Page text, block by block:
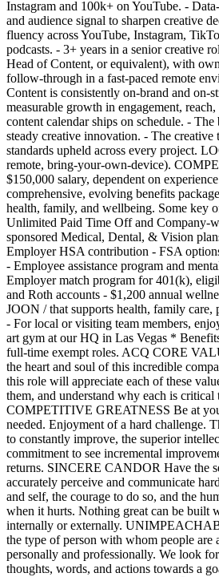
Instagram and 100k+ on YouTube. -
and audience signal to sharpen creative
fluency across YouTube, Instagram,
podcasts. - 3+ years in a senior creative
Head of Content, or equivalent), with
follow-through in a fast-paced remote
Content is consistently on-brand and on-
measurable growth in engagement,
content calendar ships on schedule. - The
steady creative innovation. - The
standards upheld across every project.
remote, bring-your-own-device).
$150,000 salary, dependent on
comprehensive, evolving benefits
health, family, and wellbeing. Some key
Unlimited Paid Time Off and Company-
sponsored Medical, Dental, & Vision
Employer HSA contribution - FSA
- Employee assistance program and
Employer match program for 401(k),
and Roth accounts - $1,200 annual
JOON / that supports health, family care,
- For local or visiting team members,
art gym at our HQ in Las Vegas *
full-time exempt roles. ACQ CORE
the heart and soul of this incredible
this role will appreciate each of these
them, and understand why each is critical
COMPETITIVE GREATNESS Be at
needed. Enjoyment of a hard challenge.
to constantly improve, the superior
commitment to see incremental
returns. SINCERE CANDOR Have the
accurately perceive and communicate
and self, the courage to do so, and the
when it hurts. Nothing great can be built
internally or externally.
the type of person with whom people are
personally and professionally. We look
thoughts, words, and actions towards a